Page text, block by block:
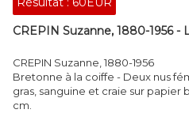
CREPIN Suzanne, 1880-1956 -
CREPIN Suzanne, 1880-1956
Bretonne à la coiffe - Deux nus
gras, sanguine et craie sur papier
cm.